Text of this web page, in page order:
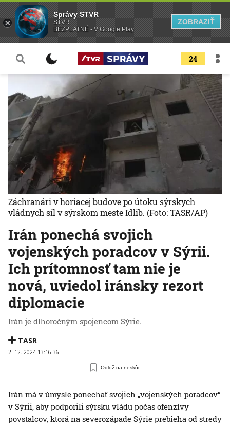
24
Irán ponechá svojich
vojenských poradcov v Sýrii.
Ich prítomnosť tam nie je
nová, uviedol iránsky rezort
diplomacie
Irán je dlhoročným spojencom Sýrie.
TASR
2. 12. 2024 13:16:36
Odlož na neskôr
Záchranári v horiacej budove po útoku sýrskych
vládnych síl v sýrskom meste Idlib. (Foto: TASR/AP)
Irán má v úmysle ponechať svojich „vojenských poradcov“
v Sýrii, aby podporili sýrsku vládu počas ofenzívy
povstalcov, ktorá na severozápade Sýrie prebieha od stredy
Správy STVR
STVR
BEZPLATNÉ - V Google Play
ZOBRAZIŤ